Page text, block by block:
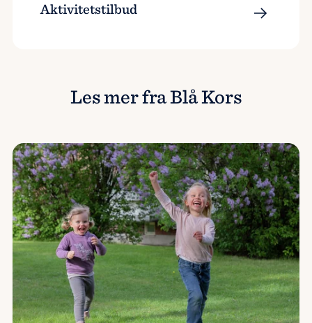
Aktivitetstilbud
Les mer fra Blå Kors